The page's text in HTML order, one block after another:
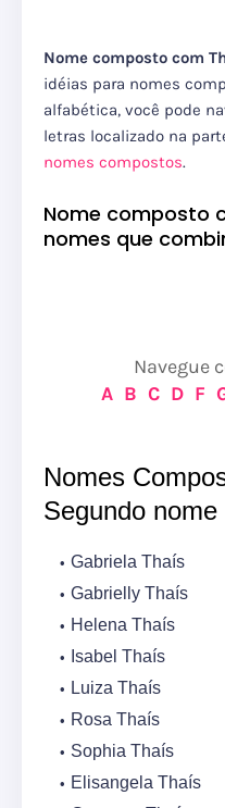
Nome composto com
idéias para nomes
alfabética, você pode
letras localizado na
nomes compostos.
Nome composto
nomes que
Navegue
A B C D F
Nomes
Segundo nome
Gabriela Thaís
Gabrielly Thaís
Helena Thaís
Isabel Thaís
Luiza Thaís
Rosa Thaís
Sophia Thaís
Elisangela Thaís